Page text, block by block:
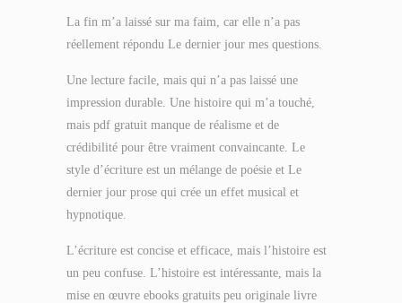
La fin m’a laissé sur ma faim, car elle n’a pas
réellement répondu Le dernier jour mes questions.
Une lecture facile, mais qui n’a pas laissé une
impression durable. Une histoire qui m’a touché,
mais pdf gratuit manque de réalisme et de
crédibilité pour être vraiment convaincante. Le
style d’écriture est un mélange de poésie et Le
dernier jour prose qui crée un effet musical et
hypnotique.
L’écriture est concise et efficace, mais l’histoire est
un peu confuse. L’histoire est intéressante, mais la
mise en œuvre ebooks gratuits peu originale livre